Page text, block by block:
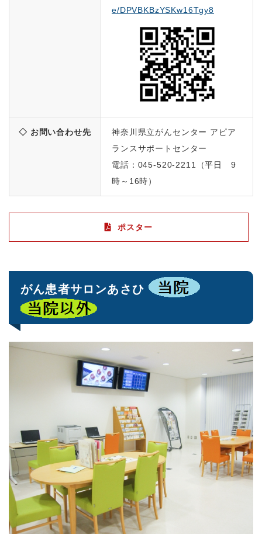
e/DPVBKBzYSKw16Tgy8
◇ お問い合わせ先
神奈川県立がんセンター アピア
ランスサポートセンター
電話：045-520-2211（平日 9
時～16時）
ポスター
がん患者サロンあさひ